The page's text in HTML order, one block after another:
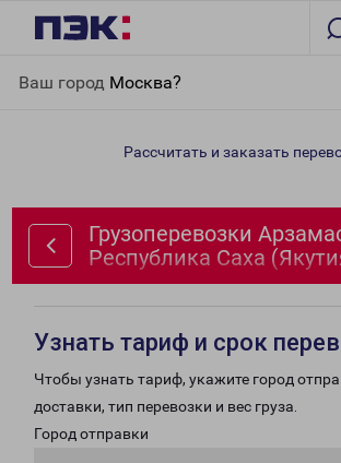
Ваш город Москва?
Саха (Якутия)
Рассчитать и заказать
Грузоперевозки
Республика Саха
Узнать тариф и срок
Чтобы узнать тариф, укажите город
доставки, тип перевозки и вес груза.
Город отправки